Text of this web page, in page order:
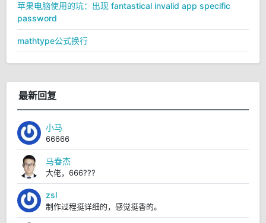
苹果电脑使用的坑：出现 fantastical invalid app specific
password
mathtype公式换行
最新回复
小马
66666
马春杰
大佬，666???
zsl
制作过程挺详细的，感觉挺香的。